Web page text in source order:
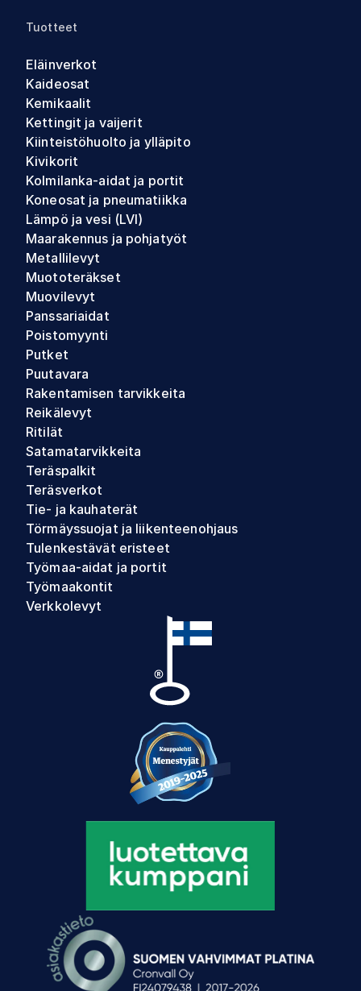
Tuotteet
Eläinverkot
Kaideosat
Kemikaalit
Kettingit ja vaijerit
Kiinteistöhuolto ja ylläpito
Kivikorit
Kolmilanka-aidat ja portit
Koneosat ja pneumatiikka
Lämpö ja vesi (LVI)
Maarakennus ja pohjatyöt
Metallilevyt
Muototeräkset
Muovilevyt
Panssariaidat
Poistomyynti
Putket
Puutavara
Rakentamisen tarvikkeita
Reikälevyt
Ritilät
Satamatarvikkeita
Teräspalkit
Teräsverkot
Tie- ja kauhaterät
Törmäyssuojat ja liikenteenohjaus
Tulenkestävät eristeet
Työmaa-aidat ja portit
Työmaakontit
Verkkolevyt